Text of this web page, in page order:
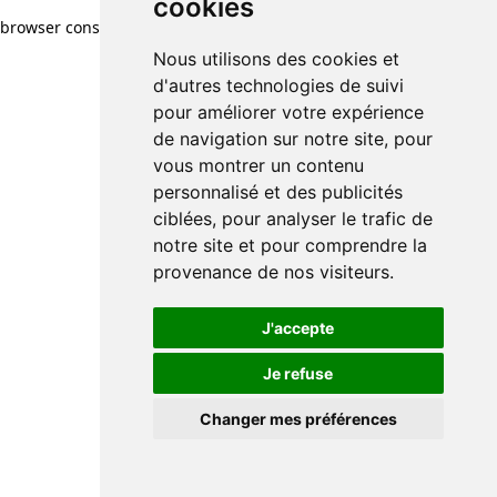
cookies
Nous utilisons des cookies et
d'autres technologies de suivi
pour améliorer votre expérience
de navigation sur notre site, pour
vous montrer un contenu
personnalisé et des publicités
ciblées, pour analyser le trafic de
notre site et pour comprendre la
provenance de nos visiteurs.
J'accepte
Je refuse
Changer mes préférences
browser console for more information)